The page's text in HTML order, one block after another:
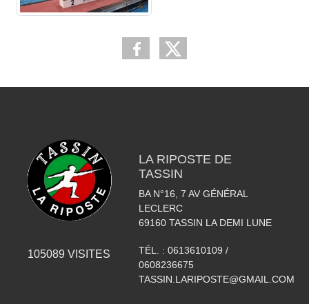
105089 VISITES
LA RIPOSTE DE
TASSIN
BA N°16, 7 AV GÉNÉRAL
LECLERC
69160 TASSIN LA DEMI LUNE
TÉL. : 0613610109 /
0608236675
TASSIN.LARIPOSTE@GMAIL.COM